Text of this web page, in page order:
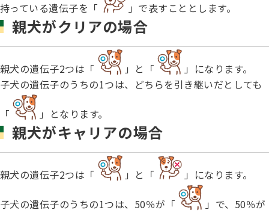
持っている遺伝子を「 」で表すこととします。
親犬がクリアの場合
親犬の遺伝子2つは「 」と「
」になります。
子犬の遺伝子のうちの1つは、どちらを引き継いだとしても
「 」となります。
親犬がキャリアの場合
親犬の遺伝子2つは「 」と「 」になります。
子犬の遺伝子のうちの1つは、50％が「 」で、50％が